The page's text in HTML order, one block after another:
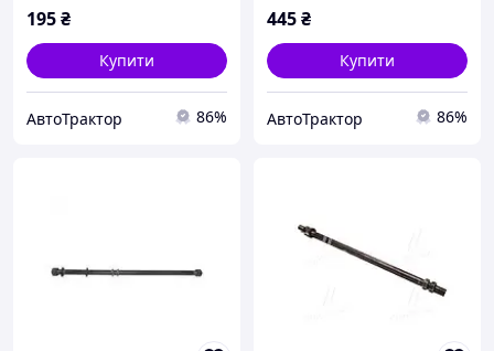
195₴
Купити
АвтоТрактор 86%
445₴
Купити
АвтоТрактор 86%